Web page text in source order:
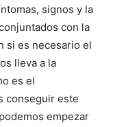
signos y la
con la
si es necesario el
lleva a la
es el
conseguir este
empezar